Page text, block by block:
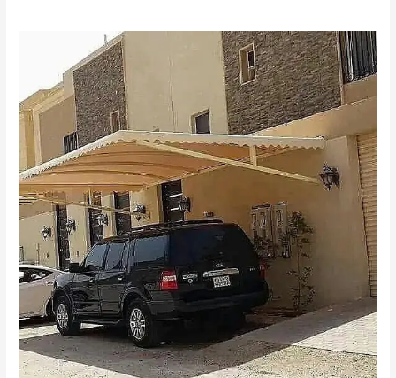
محايل
عسير